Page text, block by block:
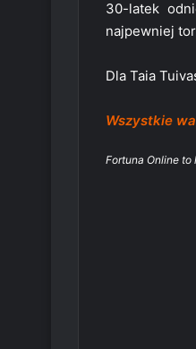
30-latek
najpewniej
Dla Taia
Wszystkie
Fortuna Online